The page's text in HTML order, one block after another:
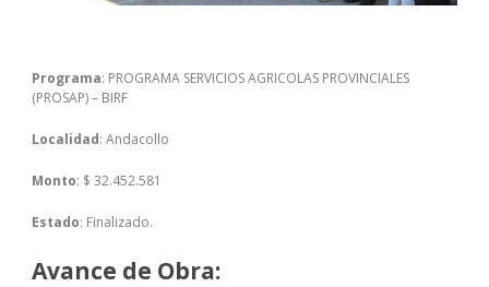
Programa: PROGRAMA SERVICIOS AGRICOLAS PROVINCIALES
(PROSAP) – BIRF
Localidad: Andacollo
Monto: $ 32.452.581
Estado: Finalizado.
Avance de Obra: